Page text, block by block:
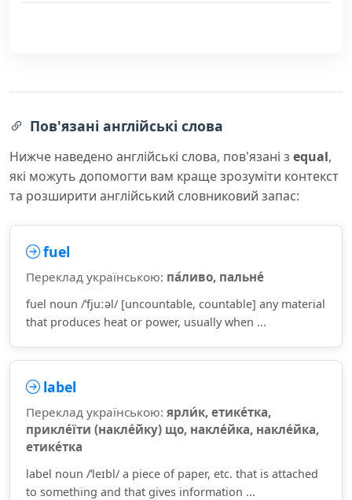
Пов'язані англійські слова
Нижче наведено англійські слова, пов'язані з equal,
які можуть допомогти вам краще зрозуміти контекст
та розширити англійський словниковий запас:
fuel
Переклад українською: па́ливо, пальне́
fuel noun /ˈfjuːəl/ [uncountable, countable] any material
that produces heat or power, usually when ...
label
Переклад українською: ярли́к, етике́тка,
прикле́їти (накле́йку) що, накле́йка, накле́йка,
етике́тка
label noun /ˈleɪbl/ a piece of paper, etc. that is attached
to something and that gives information ...